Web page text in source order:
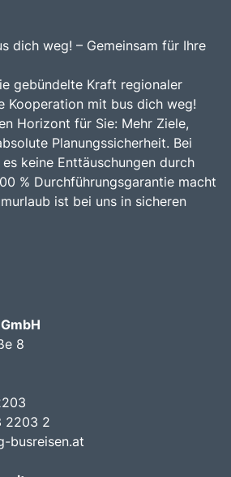
dich weg! – Gemeinsam für Ihre
gebündelte Kraft regionaler
Kooperation mit bus dich weg!
Horizont für Sie: Mehr Ziele,
Planungssicherheit. Bei
keine Enttäuschungen durch
% Durchführungsgarantie macht
ist bei uns in sicheren
8
2203 2
busreisen.at